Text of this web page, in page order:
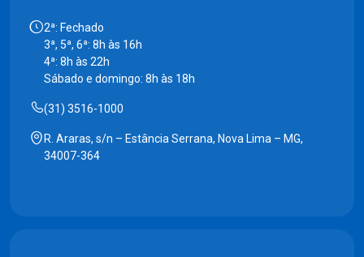
2ª: Fechado
3ª, 5ª, 6ª: 8h às 16h
4ª: 8h às 22h
Sábado e domingo: 8h às 18h
(31) 3516-1000
R. Araras, s/n – Estância Serrana, Nova Lima – MG,
34007-364